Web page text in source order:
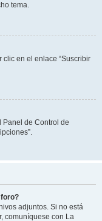
tema.
clic en el enlace “Suscribir
Panel de Control de
adjuntos. Si no está
comuníquese con La